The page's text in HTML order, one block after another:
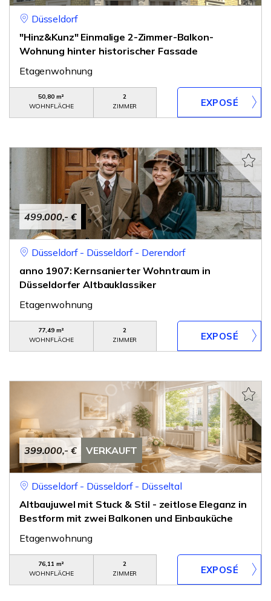
Düsseldorf
"Hinz&Kunz" Einmalige 2-Zimmer-Balkon-
Wohnung hinter historischer Fassade
Etagenwohnung
50,80 m²
WOHNFLÄCHE
2
ZIMMER
499.000,- €
Düsseldorf - Düsseldorf - Derendorf
anno 1907: Kernsanierter Wohntraum in
Düsseldorfer Altbauklassiker
Etagenwohnung
77,49 m²
WOHNFLÄCHE
2
ZIMMER
399.000,- € VERKAUFT
Düsseldorf - Düsseldorf - Düsseltal
Altbaujuwel mit Stuck & Stil - zeitlose Eleganz in
Bestform mit zwei Balkonen und Einbauküche
Etagenwohnung
76,11 m²
WOHNFLÄCHE
2
ZIMMER